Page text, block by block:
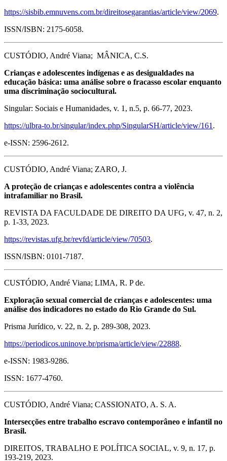
https://sisbib.emnuvens.com.br/direitosegarantias/article/view/2069.
ISSN/ISBN: 2175-6058.
CUSTÓDIO, André Viana; MÂNICA, C.S.
Crianças e adolescentes indígenas e as desigualdades na
educação básica: uma análise sobre o fracasso escolar enquanto
uma discriminação sociocultural.
Singular: Sociais e Humanidades, v. 1, n.5, p. 66-77, 2023.
https://ulbra-to.br/singular/index.php/SingularSH/article/view/161 .
e-ISSN: 2596-2612.
CUSTÓDIO, André Viana; ZARO, J.
A proteção de crianças e adolescentes contra a violência
intrafamiliar no Brasil.
REVISTA DA FACULDADE DE DIREITO DA UFG, v. 47, n. 2,
p. 1-33, 2023.
https://revistas.ufg.br/revfd/article/view/70503.
ISSN/ISBN: 0101-7187.
CUSTÓDIO, André Viana; LIMA, R. P de.
Exploração sexual comercial de crianças e adolescentes: uma
análise dos indicadores no estado do Rio Grande do Sul.
Prisma Jurídico, v. 22, n. 2, p. 289-308, 2023.
https://periodicos.uninove.br/prisma/article/view/22888.
e-ISSN: 1983-9286.
ISSN: 1677-4760.
CUSTÓDIO, André Viana; CASSIONATO, A. S. A.
Intersecções entre trabalho escravo contemporâneo e infantil no
Brasil.
DIREITOS, TRABALHO E POLÍTICA SOCIAL, v. 9, n. 17, p.
193-219, 2023.